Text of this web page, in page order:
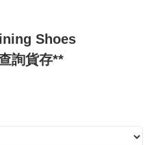
Shoes
詢貨存**